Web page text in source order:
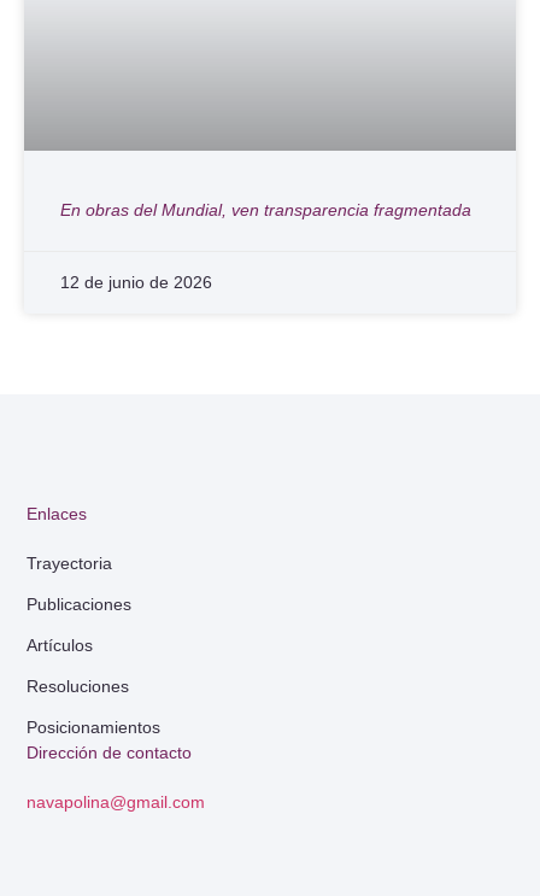
En obras del Mundial, ven transparencia fragmentada
12 de junio de 2026
Dirección de contacto
navapolina@gmail.com
Enlaces
Trayectoria
Publicaciones
Artículos
Resoluciones
Posicionamientos